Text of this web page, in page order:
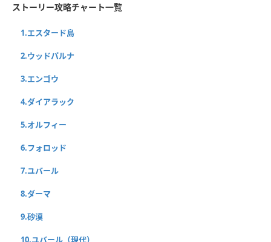
ストーリー攻略チャート一覧
1.エスタード島
2.ウッドパルナ
3.エンゴウ
4.ダイアラック
5.オルフィー
6.フォロッド
7.ユバール
8.ダーマ
9.砂漠
10.ユバール（現代）